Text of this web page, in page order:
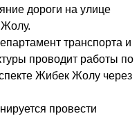
дороги на улице
транспорта и
проводит работы по
Жибек Жолу через
провести